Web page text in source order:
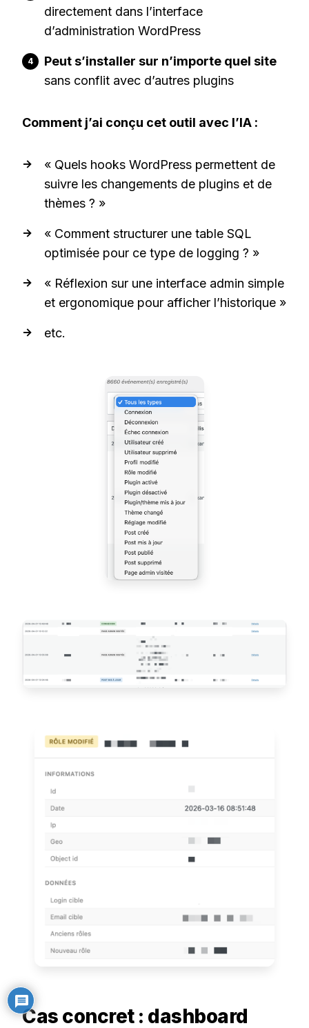
directement dans l’interface
d’administration WordPress
Peut s’installer sur n’importe quel site
sans conflit avec d’autres plugins
Comment j’ai conçu cet outil avec l’IA :
« Quels hooks WordPress permettent de
suivre les changements de plugins et de
thèmes ? »
« Comment structurer une table SQL
optimisée pour ce type de logging ? »
« Réflexion sur une interface admin simple
et ergonomique pour afficher l’historique »
etc.
Cas concret : dashboard